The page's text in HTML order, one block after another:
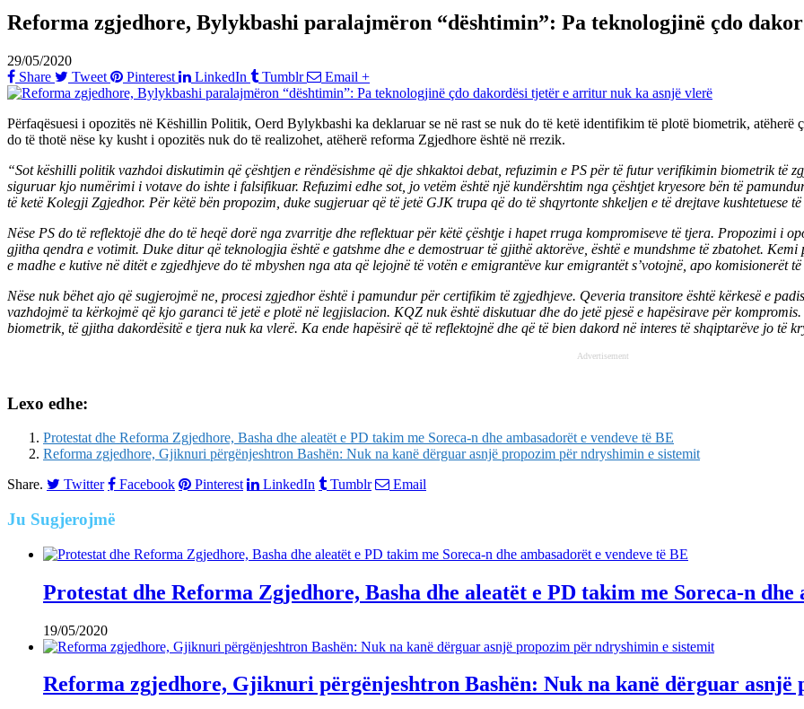
Reforma zgjedhore, Bylykbashi paralajmëron “dështimin”: Pa teknologjinë çdo
29/05/2020
Share
Tweet Pinterest LinkedIn Tumblr Email +
Përfaqësuesi i opozitës në Këshillin Politik, Oerd Bylykbashi ka deklaruar se në rast se nuk do të ketë identifikim të plotë biometrik, atëherë
do të thotë nëse ky kusht i opozitës nuk do të realizohet, atëherë reforma Zgjedhore është në rrezik.
“Sot këshilli politik vazhdoi diskutimin që çështjen e rëndësishme që dje shkaktoi debat, refuzimin e PS për të futur verifikimin biometrik të
siguruar kjo numërimi i votave do ishte i falsifikuar. Refuzimi edhe sot, jo vetëm është një kundërshtim nga çështjet kryesore bën të
të ketë Kolegji Zgjedhor. Për këtë bën propozim, duke sugjeruar që të jetë GJK trupa që do të shqyrtonte shkeljen e të drejtave kushtetuese
Nëse PS do të reflektojë dhe do të heqë dorë nga zvarritje dhe reflektuar për këtë çështje i hapet rruga kompromiseve të tjera. Propozimi i
gjitha qendra e votimit. Duke ditur që teknologjia është e gatshme dhe e demostruar të gjithë aktorëve, është e mundshme të zbatohet.
e madhe e kutive në ditët e zgjedhjeve do të mbyshen nga ata që lejojnë të votën e emigrantëve kur emigrantët s’votojnë, apo komisionerët
Nëse nuk bëhet ajo që sugjerojmë ne, procesi zgjedhor është i pamundur për certifikim të zgjedhjeve. Qeveria transitore është kërkesë e
vazhdojmë ta kërkojmë që kjo garanci të jetë e plotë në legjislacion. KQZ nuk është diskutuar dhe do jetë pjesë e hapësirave për
biometrik, të gjitha dakordësitë e tjera nuk ka vlerë. Ka ende hapësirë që të reflektojnë dhe që të bien dakord në interes të shqiptarëve jo të
Advertisement
Lexo edhe:
Protestat dhe Reforma Zgjedhore, Basha dhe aleatët e PD takim me Soreca-n dhe ambasadorët e vendeve të BE
Reforma zgjedhore, Gjiknuri përgënjeshtron Bashën: Nuk na kanë dërguar asnjë propozim për ndryshimin e sistemit
Share.
Twitter Facebook Pinterest LinkedIn Tumblr Email
Ju Sugjerojmë
Protestat dhe Reforma Zgjedhore, Basha dhe aleatët e PD takim me Soreca-n dhe
19/05/2020
Reforma zgjedhore, Gjiknuri përgënjeshtron Bashën: Nuk na kanë dërguar